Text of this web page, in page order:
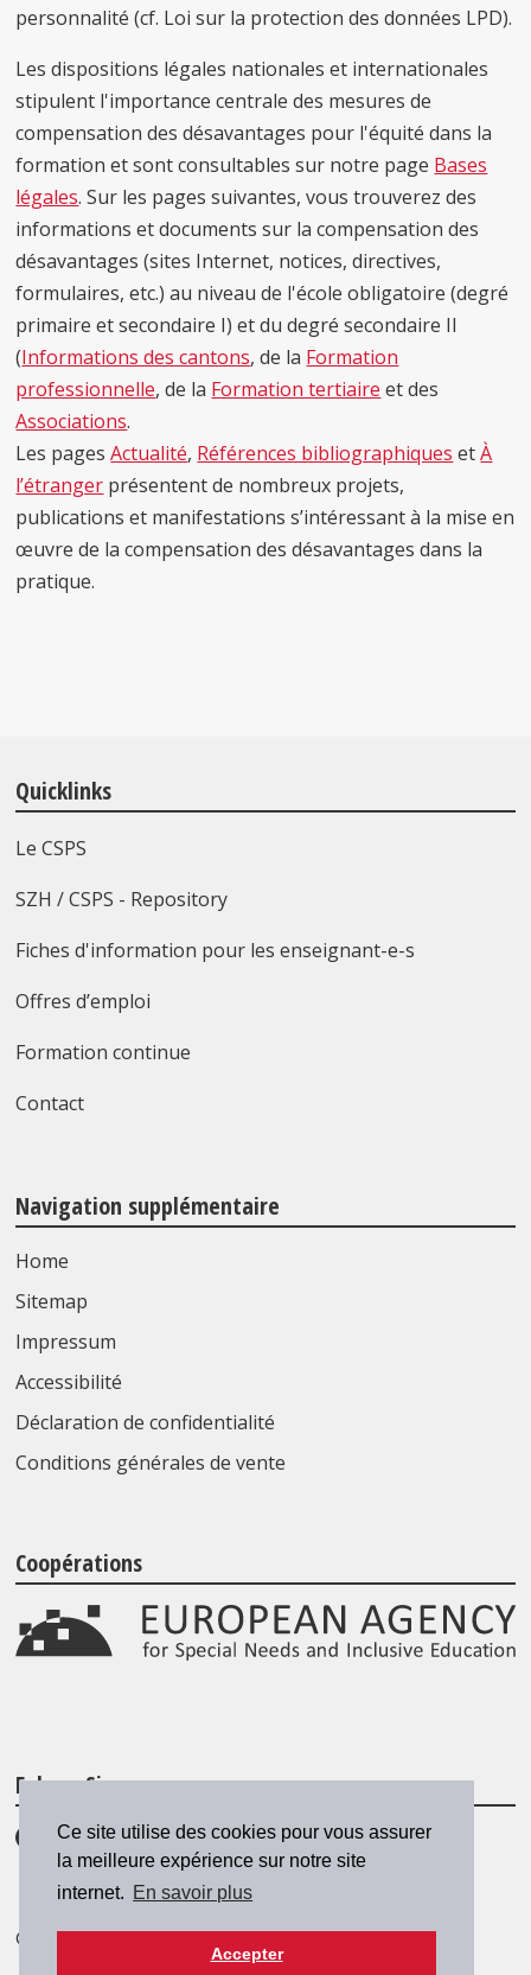
Ce site utilise des cookies pour vous assurer
la meilleure expérience sur notre site
internet. En savoir plus
Accepter
personnalité (cf. Loi sur la protection des données LPD).
Les dispositions légales nationales et internationales
stipulent l'importance centrale des mesures de
compensation des désavantages pour l'équité dans la
formation et sont consultables sur notre page Bases
légales. Sur les pages suivantes, vous trouverez des
informations et documents sur la compensation des
désavantages (sites Internet, notices, directives,
formulaires, etc.) au niveau de l'école obligatoire (degré
primaire et secondaire I) et du degré secondaire II
(Informations des cantons, de la Formation
professionnelle, de la Formation tertiaire et des
Associations.
Les pagesActualité, Références bibliographiques et À
l’étranger présentent de nombreux projets,
publications et manifestations s’intéressant à la mise en
œuvre de la compensation des désavantages dans la
pratique.
Quicklinks
Le CSPS
SZH / CSPS - Repository
Fiches d'information pour les enseignant-e-s
Offres d’emploi
Formation continue
Contact
Navigation supplémentaire
Home
Sitemap
Impressum
Accessibilité
Déclaration de confidentialité
Conditions générales de vente
Coopérations
Folgen Sie uns
© 2026 SZH/CSPS|csps@csps.ch